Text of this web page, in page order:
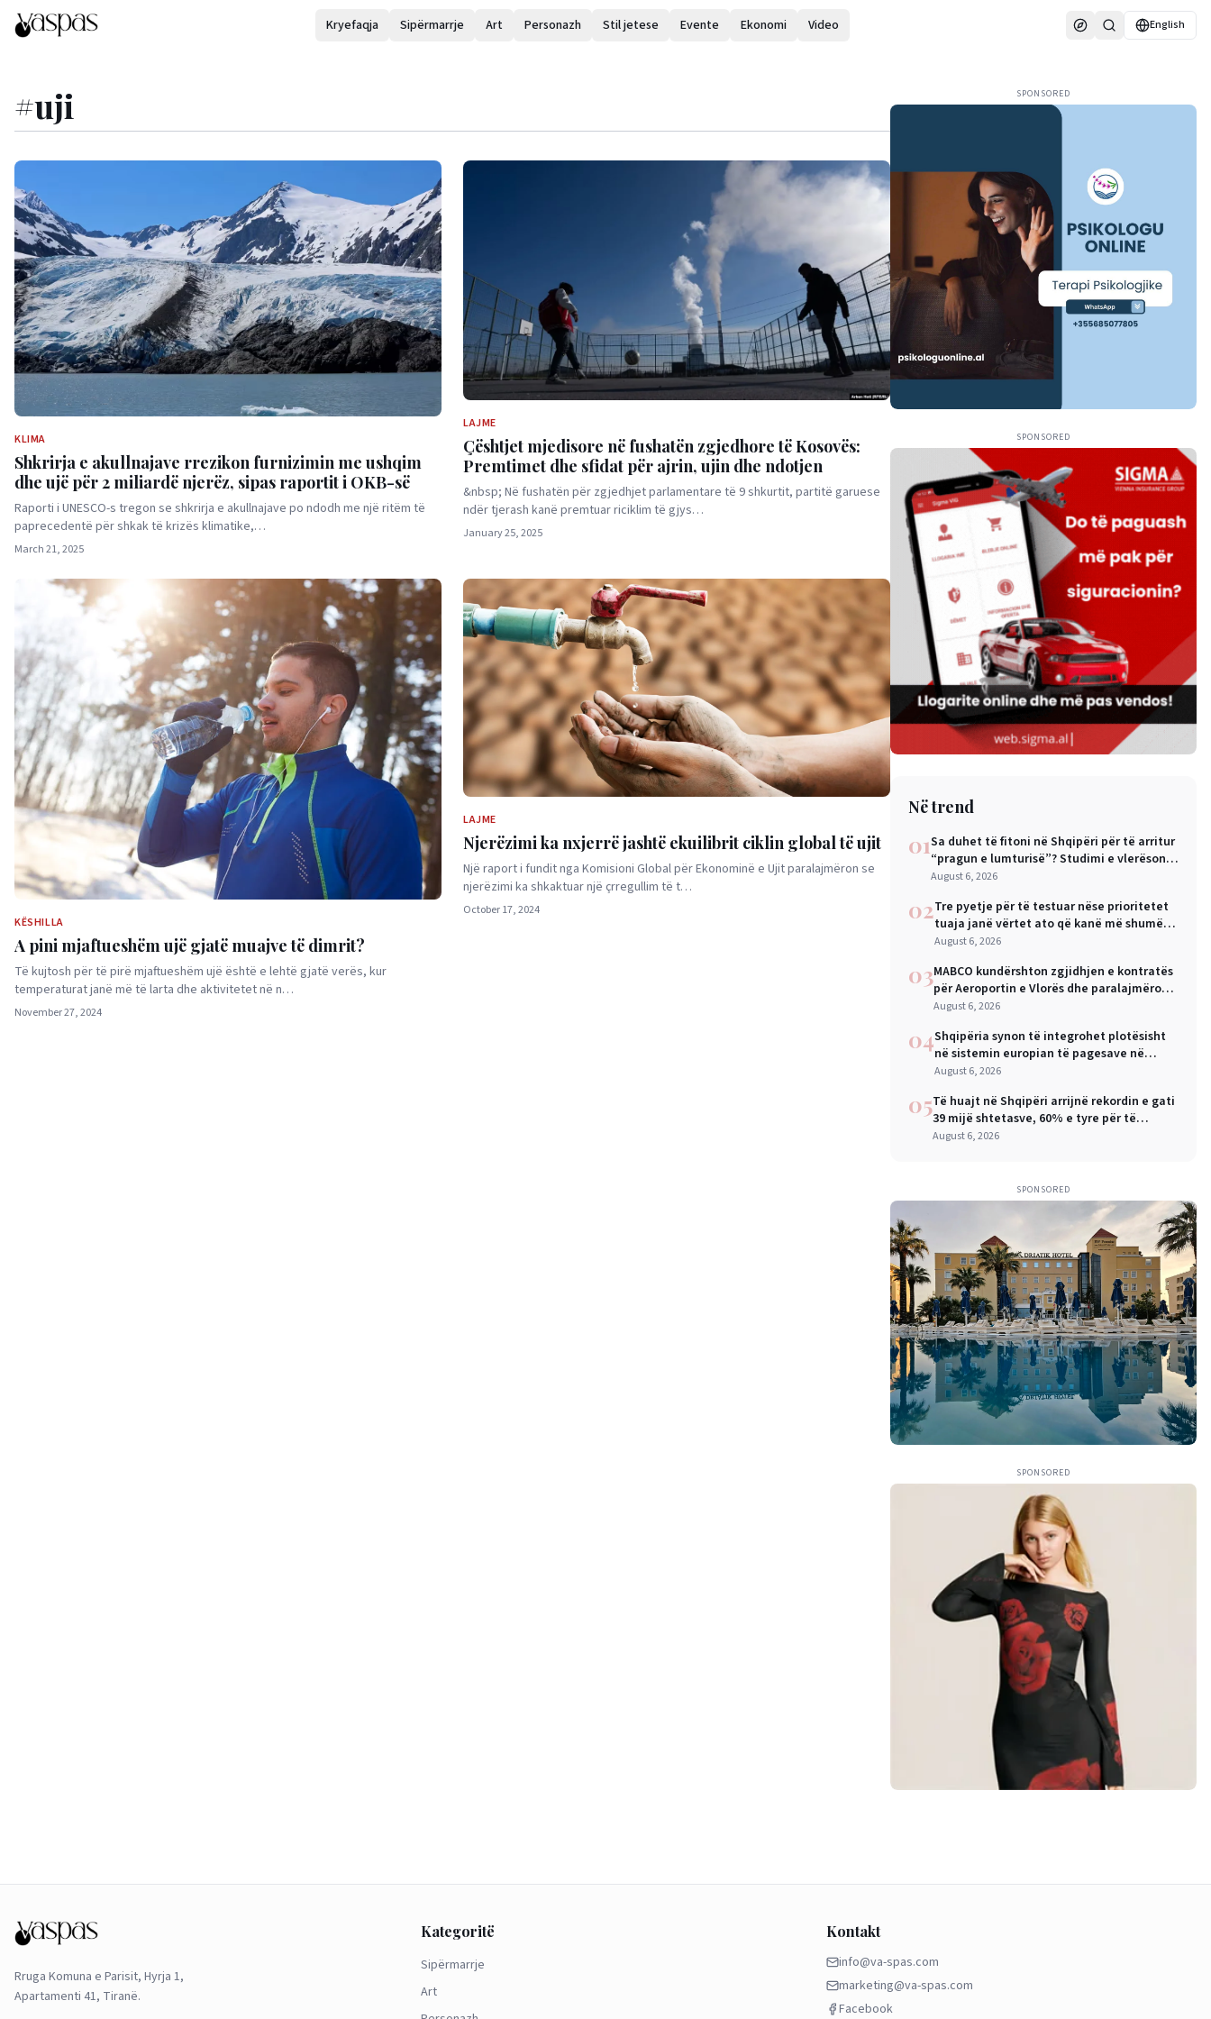
Kryefaqja Sipërmarrje Art Personazh Stil jetese Evente Ekonomi Video English
#uji
KLIMA
Shkrirja e akullnajave rrezikon furnizimin me ushqim
dhe ujë për 2 miliardë njerëz, sipas raportit i OKB-së
Raporti i UNESCO-s tregon se shkrirja e akullnajave po ndodh me një ritëm të
paprecedentë për shkak të krizës klimatike,…
March 21, 2025
LAJME
Çështjet mjedisore në fushatën zgjedhore të Kosovës:
Premtimet dhe sfidat për ajrin, ujin dhe ndotjen
&nbsp; Në fushatën për zgjedhjet parlamentare të 9 shkurtit, partitë garuese
ndër tjerash kanë premtuar riciklim të gjys…
January 25, 2025
KËSHILLA
A pini mjaftueshëm ujë gjatë muajve të dimrit?
Të kujtosh për të pirë mjaftueshëm ujë është e lehtë gjatë verës, kur
temperaturat janë më të larta dhe aktivitetet në n…
November 27, 2024
LAJME
Njerëzimi ka nxjerrë jashtë ekuilibrit ciklin global të ujit
Një raport i fundit nga Komisioni Global për Ekonominë e Ujit paralajmëron se
njerëzimi ka shkaktuar një çrregullim të t…
October 17, 2024
SPONSORED
SPONSORED
Në trend
01Sa duhet të fitoni në Shqipëri për të arritur
“pragun e lumturisë”? Studimi e vlerëson
në 28 mijë dollarë në vit
August 6, 2026
02Tre pyetje për të testuar nëse prioritetet
tuaja janë vërtet ato që kanë më shumë
rëndësi
August 6, 2026
03MABCO kundërshton zgjidhjen e kontratës
për Aeroportin e Vlorës dhe paralajmëron
arbitrazh ndërkombëtar
August 6, 2026
04Shqipëria synon të integrohet plotësisht
në sistemin europian të pagesave në
nëntor, Sejko: Kursime të mëdha për
August 6, 2026
05Të huajt në Shqipëri arrijnë rekordin e gati
39 mijë shtetasve, 60% e tyre për të
punuar
August 6, 2026
SPONSORED
SPONSORED
Rruga Komuna e Parisit, Hyrja 1,
Apartamenti 41, Tiranë.
Kategoritë
Sipërmarrje
Art
Kontakt
info@va-spas.com
marketing@va-spas.com
Facebook